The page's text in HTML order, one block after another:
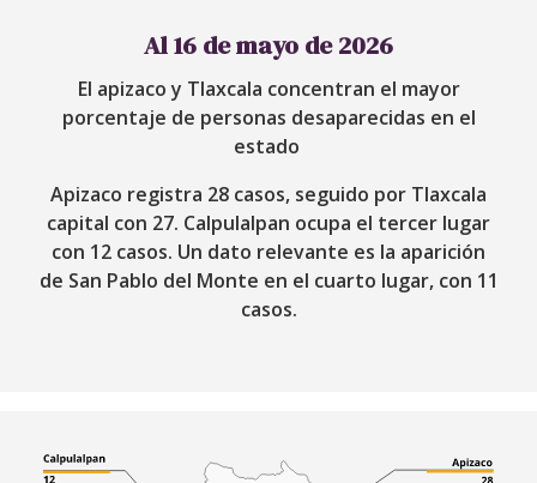
Al 16 de mayo de 2026
El apizaco y Tlaxcala concentran el mayor
porcentaje de personas desaparecidas en el
estado
Apizaco registra 28 casos, seguido por Tlaxcala
capital con 27. Calpulalpan ocupa el tercer lugar
con 12 casos. Un dato relevante es la aparición
de San Pablo del Monte en el cuarto lugar, con 11
casos.